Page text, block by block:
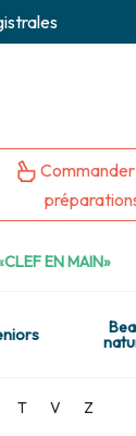
EN MAIN»
T V Z